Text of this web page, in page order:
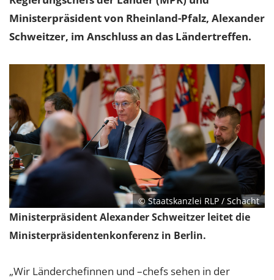
Ministerpräsident von Rheinland-Pfalz, Alexander
Schweitzer, im Anschluss an das Ländertreffen.
© Staatskanzlei RLP / Schacht
Ministerpräsident Alexander Schweitzer leitet die
Ministerpräsidentenkonferenz in Berlin.
„Wir Länderchefinnen und –chefs sehen in der